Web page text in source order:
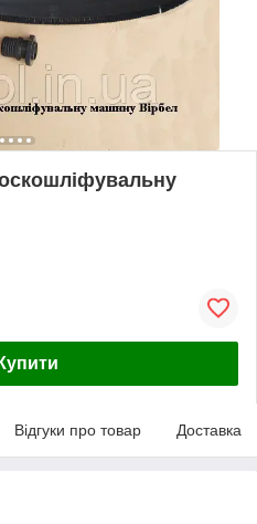
Купити
Відгуки про товар Доставка